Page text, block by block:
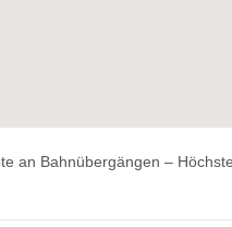
an Bahnübergängen –